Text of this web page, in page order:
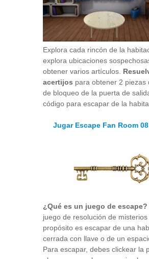
Explora cada rincón de la
explora ubicaciones
obtener varios artículos.
acertijos para obtener 2 piezas
de bloqueo de la puerta de
código para escapar de la
Jugar Escape Fan Room
¿Qué es un juego de escape?
juego de resolución de
propósito es escapar de una
cerrada con llave o de un
Para escapar, debes clickear la